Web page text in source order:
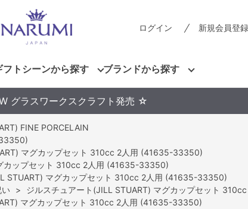
ログイン 新規会員登録
フトシーンから探す ブランドから探す
グラスワークスクラフト発売 ☆
FINE PORCELAIN
マグカップセット 310cc 2人用 (41635-33350)
カップセット 310cc 2人用 (41635-33350)
STUART) マグカップセット 310cc 2人用 (41635-33350)
>
ジルスチュアート(JILL STUART) マグカップセット
マグカップセット 310cc 2人用 (41635-33350)